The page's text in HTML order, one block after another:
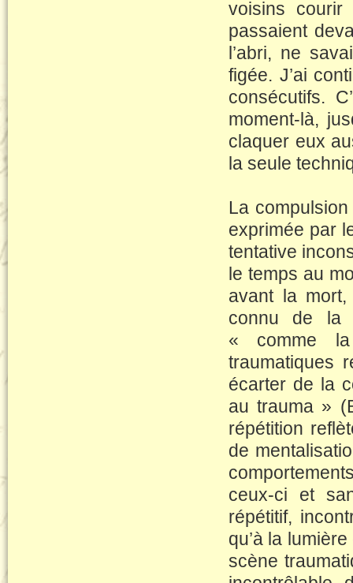
voisins
passaient
l’abri, ne
figée. J’ai
consécutifs.
moment-là,
claquer eux
la seule
La
exprimée par
tentative
le temps au
avant la
connu de la
« comme la
traumatiques
écarter de la
au trauma »
répétition
de
ceux-ci et
répétitif,
qu’à la
scène